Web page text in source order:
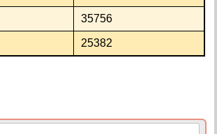
35756
25382